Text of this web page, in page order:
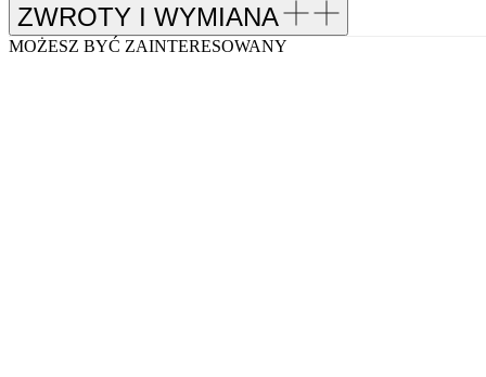
ZWROTY I WYMIANA
MOŻESZ BYĆ ZAINTERESOWANY